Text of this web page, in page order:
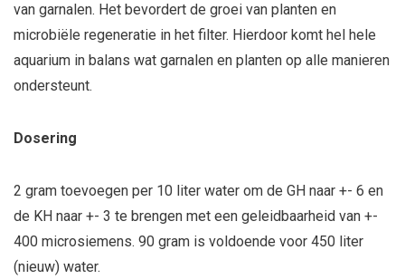
van garnalen. Het bevordert de groei van planten en
microbiële regeneratie in het filter. Hierdoor komt hel hele
aquarium in balans wat garnalen en planten op alle manieren
ondersteunt.
Dosering
2 gram toevoegen per 10 liter water om de GH naar +- 6 en
de KH naar +- 3 te brengen met een geleidbaarheid van +-
400 microsiemens. 90 gram is voldoende voor 450 liter
(nieuw) water.